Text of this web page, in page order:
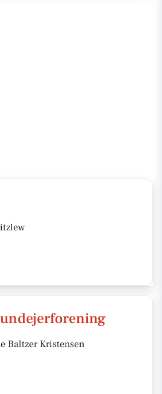
Baltzer Kristensen